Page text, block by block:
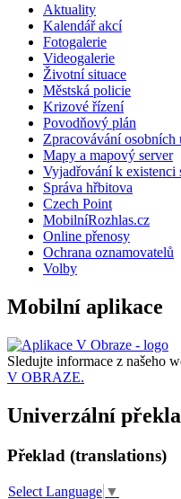
Aktuality
Kalendář akcí
Fotogalerie
Videogalerie
Životní situace
Městská policie
Krizové řízení
Povodňový plán
Zpracovávání
Mapy a mapový server
Vyjadřování k existenci
Správa hřbitova
Czech Point
MobilníRozhlas.cz
Online přenosy
Ochrana oznamovatelů
Volby
Mobilní aplikace
Sledujte informace z našeho
V OBRAZE.
Univerzální
Překlad (translations)
Select Language ▼